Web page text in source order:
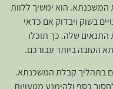
הוא ימשיך ללוות
בשוק ויבדוק אם כדאי
שלה. כך תוכלו
הטובה ביותר עבורכם.
בתהליך קבלת המשכנתא.
כסף ולהימנע מטעויות